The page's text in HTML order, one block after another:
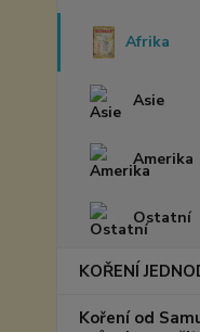
Afrika
Asie
Amerika
Ostatní
KOŘENÍ
Koření od